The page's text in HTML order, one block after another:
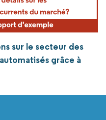
sur le secteur des
grâce à